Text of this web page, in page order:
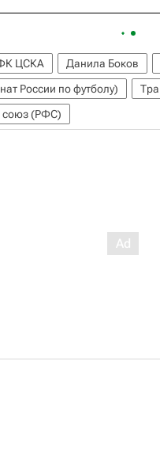
ЦСКА Данила Боков
России по футболу)
союз (РФС)